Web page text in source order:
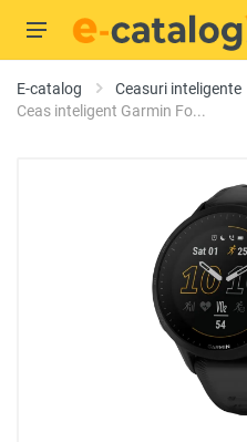
E-catalog
Ceasuri inteligente
Ceas inteligent Garmin Fo...